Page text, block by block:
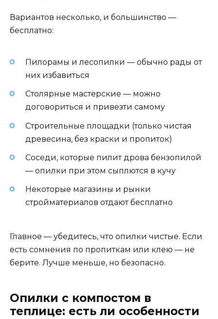
Вариантов несколько, и большинство —
бесплатно:
Пилорамы и лесопилки — обычно рады от
них избавиться
Столярные мастерские — можно
договориться и привезти самому
Строительные площадки (только чистая
древесина, без краски и пропиток)
Соседи, которые пилит дрова бензопилой
— опилки при этом сыплются в кучу
Некоторые магазины и рынки
стройматериалов отдают бесплатно
Главное — убедитесь, что опилки чистые. Если
есть сомнения по пропиткам или клею — не
берите. Лучше меньше, но безопасно.
Опилки с компостом в
теплице: есть ли особенности